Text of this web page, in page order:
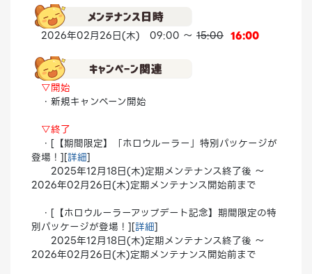
2026年02月26日(木) 09:00 ～ 15:00 16:00
▽開始
・新規キャンペーン開始
▽終了
・[【期間限定】「ホロウルーラー」特別パッケージが
登場！][詳細]
2025年12月18日(木)定期メンテナンス終了後 ～
2026年02月26日(木)定期メンテナンス開始前まで
・[【ホロウルーラーアップデート記念】期間限定の特
別パッケージが登場！][詳細]
2025年12月18日(木)定期メンテナンス終了後 ～
2026年02月26日(木)定期メンテナンス開始前まで